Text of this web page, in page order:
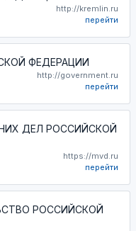
http://kremlin.ru
перейти
ФЕДЕРАЦИИ
http://government.ru
перейти
ДЕЛ РОССИЙСКОЙ
https://mvd.ru
перейти
РОССИЙСКОЙ